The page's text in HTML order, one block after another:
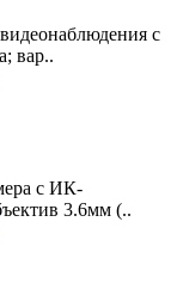
с
вар..
с ИК-
3.6мм (..